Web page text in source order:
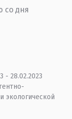
со дня
- 28.02.2023
экологической